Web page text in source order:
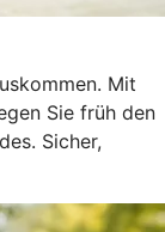
Mit
Sie früh den
Sicher,